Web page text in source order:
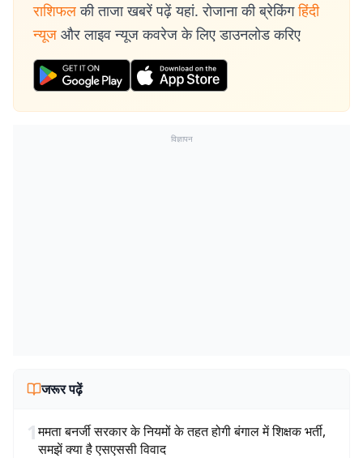
राशिफल की ताजा खबरें पढ़ें यहां. रोजाना की ब्रेकिंग हिंदी
न्यूज और लाइव न्यूज कवरेज के लिए डाउनलोड करिए
विज्ञापन
जरूर पढ़ें
1ममता बनर्जी सरकार के नियमों के तहत होगी बंगाल में शिक्षक भर्ती,
समझें क्या है एसएससी विवाद